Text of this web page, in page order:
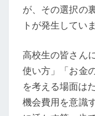
が、その選択の
トが発生していま
高校生の皆さん
使い方」「お金
を考える場面は
機会費用を意識